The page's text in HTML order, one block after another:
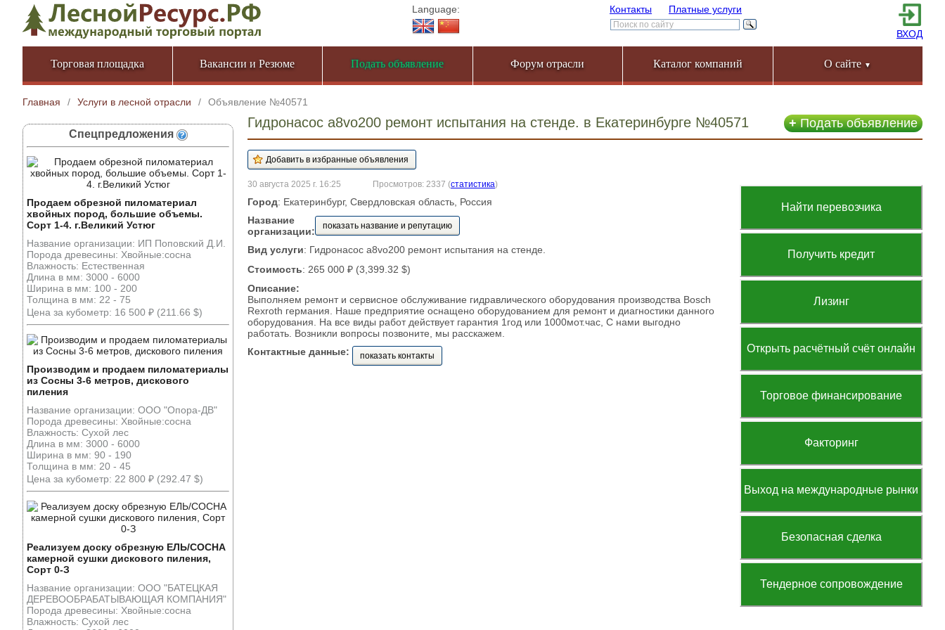
Language: Контакты Платные услуги
ВХОД
Торговая площадка Вакансии и Резюме Подать объявление Форум отрасли Каталог компаний О сайте ▼
Главная / Услуги в лесной отрасли / Объявление №40571
Спецпредложения
Продаем обрезной пиломатериал
хвойных пород, большие объемы.
Сорт 1-4. г.Великий Устюг
Название организации: ИП Поповский Д.И.
Порода древесины: Хвойные:сосна
Влажность: Естественная
Длина в мм: 3000 - 6000
Ширина в мм: 100 - 200
Толщина в мм: 22 - 75
Цена за кубометр: 16 500 ₽ (211.66 $)
Производим и продаем пиломатериалы
из Сосны 3-6 метров, дискового
пиления
Название организации: ООО "Опора-ДВ"
Порода древесины: Хвойные:сосна
Влажность: Сухой лес
Длина в мм: 3000 - 6000
Ширина в мм: 90 - 190
Толщина в мм: 20 - 45
Цена за кубометр: 22 800 ₽ (292.47 $)
Реализуем доску обрезную ЕЛЬ/СОСНА
камерной сушки дискового пиления,
Сорт 0-З
Название организации: ООО "БАТЕЦКАЯ
ДЕРЕВООБРАБАТЫВАЮЩАЯ КОМПАНИЯ"
Порода древесины: Хвойные:сосна
Влажность: Сухой лес
+Подать объявление
Гидронасос a8vo200 ремонт испытания на стенде. в Екатеринбурге №40571
Найти перевозчика
Получить кредит
Лизинг
Открыть расчётный счёт онлайн
Торговое финансирование
Факторинг
Выход на международные рынки
Безопасная сделка
Тендерное сопровождение
30 августа 2025 г. 16:25 Просмотров: 2337 (статистика)
Город: Екатеринбург, Свердловская область, Россия
Название
организации:
показать название и репутацию
Вид услуги: Гидронасос a8vo200 ремонт испытания на стенде.
Стоимость: 265 000 ₽ (3,399.32 $)
Описание:
Выполняем ремонт и сервисное обслуживание гидравлического оборудования производства Bosch
Rexroth германия. Наше предприятие оснащено оборудованием для ремонт и диагностики данного
оборудования. На все виды работ действует гарантия 1год или 1000мот.час, С нами выгодно
работать. Возникли вопросы позвоните, мы расскажем.
Контактные данные:
показать контакты